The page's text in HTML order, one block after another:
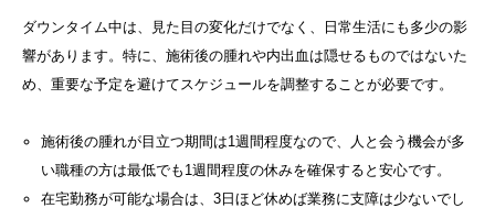
ダウンタイム中は、見た目の変化だけでなく、日常生活にも多少の影
響があります。特に、施術後の腫れや内出血は隠せるものではないた
め、重要な予定を避けてスケジュールを調整することが必要です。
施術後の腫れが目立つ期間は1週間程度なので、人と会う機会が多
い職種の方は最低でも1週間程度の休みを確保すると安心です。
在宅勤務が可能な場合は、3日ほど休めば業務に支障は少ないでし